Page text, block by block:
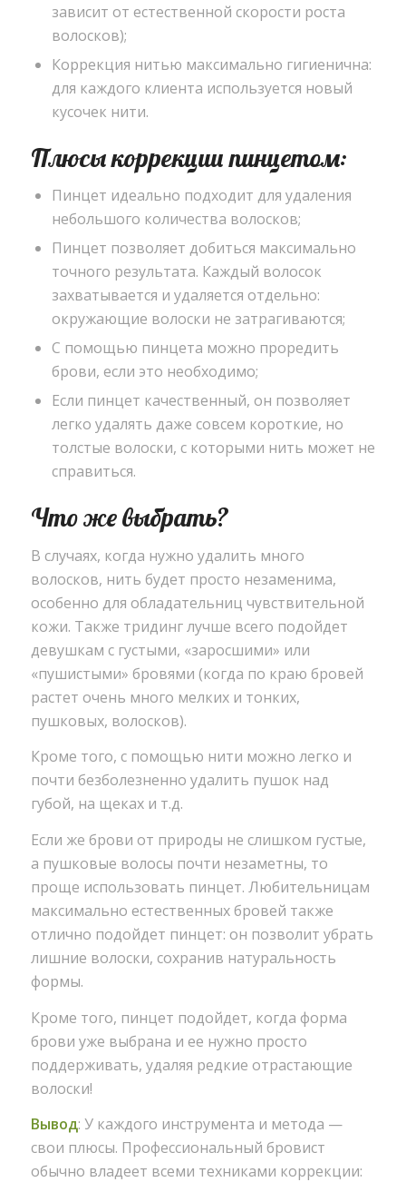
зависит от естественной скорости роста
волосков);
Коррекция нитью максимально гигиенична:
для каждого клиента используется новый
кусочек нити.
Плюсы коррекции пинцетом:
Пинцет идеально подходит для удаления
небольшого количества волосков;
Пинцет позволяет добиться максимально
точного результата. Каждый волосок
захватывается и удаляется отдельно:
окружающие волоски не затрагиваются;
С помощью пинцета можно проредить
брови, если это необходимо;
Если пинцет качественный, он позволяет
легко удалять даже совсем короткие, но
толстые волоски, с которыми нить может не
справиться.
Что же выбрать?
В случаях, когда нужно удалить много
волосков, нить будет просто незаменима,
особенно для обладательниц чувствительной
кожи. Также тридинг лучше всего подойдет
девушкам с густыми, «заросшими» или
«пушистыми» бровями (когда по краю бровей
растет очень много мелких и тонких,
пушковых, волосков).
Кроме того, с помощью нити можно легко и
почти безболезненно удалить пушок над
губой, на щеках и т.д.
Если же брови от природы не слишком густые,
а пушковые волосы почти незаметны, то
проще использовать пинцет. Любительницам
максимально естественных бровей также
отлично подойдет пинцет: он позволит убрать
лишние волоски, сохранив натуральность
формы.
Кроме того, пинцет подойдет, когда форма
брови уже выбрана и ее нужно просто
поддерживать, удаляя редкие отрастающие
волоски!
Вывод: У каждого инструмента и метода —
свои плюсы. Профессиональный бровист
обычно владеет всеми техниками коррекции: